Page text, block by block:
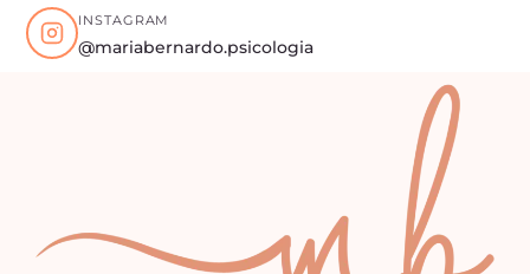
decisión que
INSTAGRAM
@mariabernardo.psicologia